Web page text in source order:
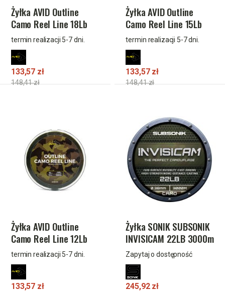
Żyłka AVID Outline
Camo Reel Line 18Lb
1000M
termin realizacji 5-7 dni.
133,57 zł
148,41 zł
Żyłka AVID Outline
Camo Reel Line 15Lb
1000M
termin realizacji 5-7 dni.
133,57 zł
148,41 zł
Żyłka AVID Outline
Camo Reel Line 12Lb
1000M
termin realizacji 5-7 dni.
133,57 zł
Żyłka SONIK SUBSONIK
INVISICAM 22LB 3000m
(0.38mm)
Zapytaj o dostępność
245,92 zł